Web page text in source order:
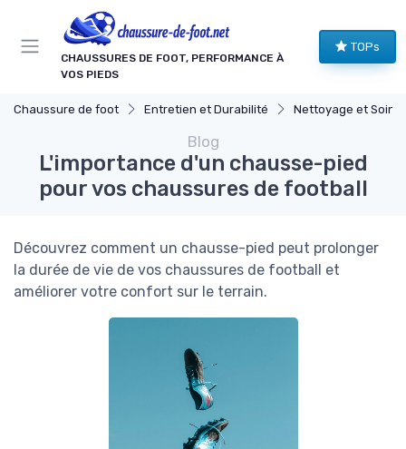
CHAUSSURES DE FOOT, PERFORMANCE À
VOS PIEDS
TOPs
Chaussure de foot Entretien et Durabilité Nettoyage et Soins
Blog
L'importance d'un chausse-pied
pour vos chaussures de football
Découvrez comment un chausse-pied peut prolonger
la durée de vie de vos chaussures de football et
améliorer votre confort sur le terrain.
Panneau de gestion des cookies